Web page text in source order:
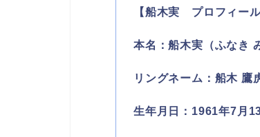
【船木実 プロフィール
本名：船木実（ふなき
リングネーム：船木 鷹
生年月日：1961年7月